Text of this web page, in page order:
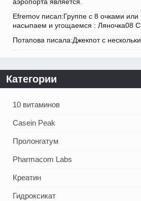
Efremov писал:Группе с 8 очками или
насыпаем и угощаемся : Ляночка08
Потапова писала:Джекпот с
Категории
10 витаминов
Casein Peak
Пролонгатум
Pharmacom Labs
Креатин
Гидроксикат